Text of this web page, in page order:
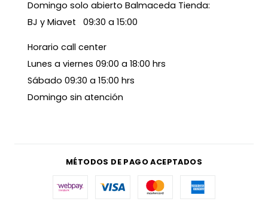
Domingo solo abierto Balmaceda Tienda:
BJ y Miavet 09:30 a 15:00
Horario call center
Lunes a viernes 09:00 a 18:00 hrs
Sábado 09:30 a 15:00 hrs
Domingo sin atención
MÉTODOS DE PAGO ACEPTADOS